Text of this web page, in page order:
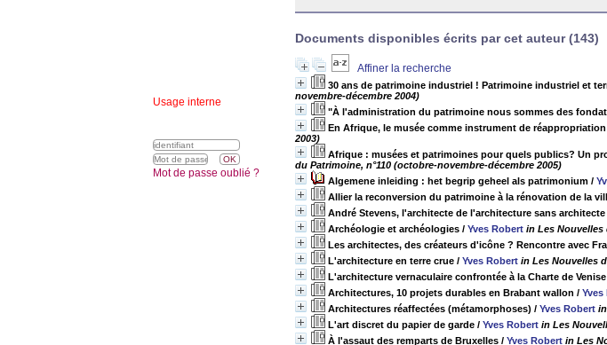
Documents disponibles écrits par cet auteur (143)
Affiner la recherche
30 ans de patrimoine industriel ! Patrimoine industriel et
novembre-décembre 2004)
"À l'administration du patrimoine nous sommes des
En Afrique, le musée comme instrument de
2003)
Afrique : musées et patrimoines pour quels publics? Un
du Patrimoine, n°110 (octobre-novembre-décembre 2005)
Algemene inleiding : het begrip geheel als patrimonium /
Allier la reconversion du patrimoine à la rénovation de la
André Stevens, l'architecte de l'architecture sans architecte
Archéologie et archéologies / Yves Robert in Les Nouvelles
Les architectes, des créateurs d'icône ? Rencontre avec
L'architecture en terre crue / Yves Robert in Les Nouvelles
L'architecture vernaculaire confrontée à la Charte de Venise
Architectures, 10 projets durables en Brabant wallon / Yves
Architectures réaffectées (métamorphoses) / Yves Robert
L'art discret du papier de garde / Yves Robert in Les
À l'assaut des remparts de Bruxelles / Yves Robert in Les
Usage interne
Mot de passe oublié ?